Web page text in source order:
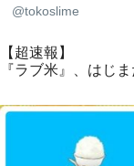
@tokoslime
【超速報】
『ラブ米』、はじ